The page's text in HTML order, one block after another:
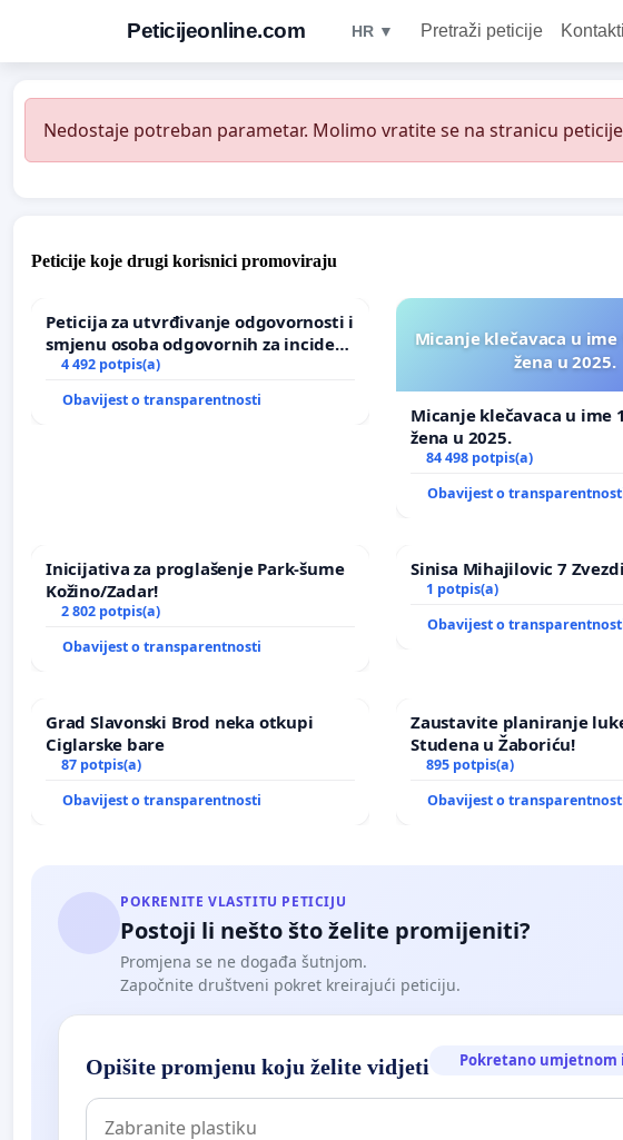
Peticijeonline.com HR ▼ Pretraži peticije
Nedostaje potreban parametar. Molimo vratite se na stranicu
Peticije koje drugi korisnici promoviraju
Peticija za utvrđivanje odgovornosti i
smjenu osoba odgovornih za incident
u Zoološkom vrtu Grada Zagreba
4 492 potpis(a)
Obavijest o transparentnosti
Micanje klečavaca u
žena u 2025.
Micanje klečavaca u ime
žena u 2025.
84 498 potpis(a)
Obavijest o
Inicijativa za proglašenje Park-šume
Kožino/Zadar!
2 802 potpis(a)
Obavijest o transparentnosti
Sinisa Mihajilovic 7
1 potpis(a)
Obavijest o
Grad Slavonski Brod neka otkupi
Ciglarske bare
87 potpis(a)
Obavijest o transparentnosti
Zaustavite planiranje
Studena u Žaboriću!
895 potpis(a)
Obavijest o
POKRENITE VLASTITU PETICIJU
Postoji li nešto što želite promijeniti?
Promjena se ne događa šutnjom.
Započnite društveni pokret kreirajući peticiju.
Opišite promjenu koju želite vidjeti Pokretano